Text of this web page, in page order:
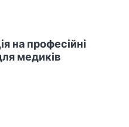
на професійні
медиків